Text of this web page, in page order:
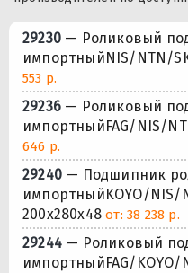
29230— Роликовый
импортныйNIS/NTN/
553 р.
29236— Роликовый
импортныйFAG/NIS/
646 р.
29240— Подшипник
импортныйKOYO/NIS/
200x280x48от: 38 238 р.
29244— Роликовый
импортныйFAG/KOYO/